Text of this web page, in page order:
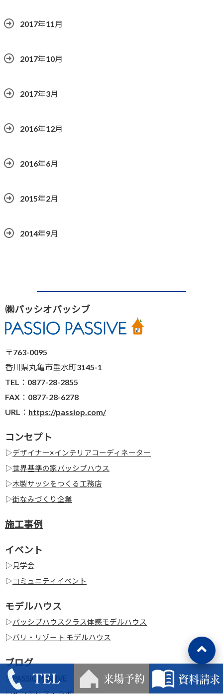
2017年11月
2017年10月
2017年3月
2016年12月
2016年6月
2015年2月
2014年9月
㈱パッシオパッシブ
〒763-0095
香川県丸亀市垂水町3145-1
TEL：0877-28-2855
FAX：0877-28-6278
URL： https://passiop.com/
コンセプト
▷デザイナー×インテリアコーディネーター
▷世界基準の家パッシブハウス
▷木製サッシをつくる工務店
▷街なみづくり企業
施工事例
イベント
▷ 見学会
▷コミュニティイベント
モデルハウス
▷パッシブハウスクラス体感モデルハウス
▷バリ・リゾート モデルハウス
ブログ
▷PASSIO PASSIVE